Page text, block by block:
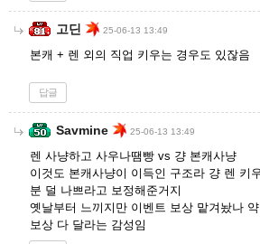
고딘 25-06-13 13:49
본캐 + 렌 외의 직업 키우는 경우도 있잖음
답글
Savmine 25-06-13 13:49
렌 사냥하고 사우나땜빵 vs 걍 본캐사냥
이것도 본캐사냥이 이득인 구조라 걍 렌 키
분 덜 나쁘라고 보정해준거지
옛날부터 느끼지만 이벤트 보상 맡겨놨나
보상 다 달라는 감성임